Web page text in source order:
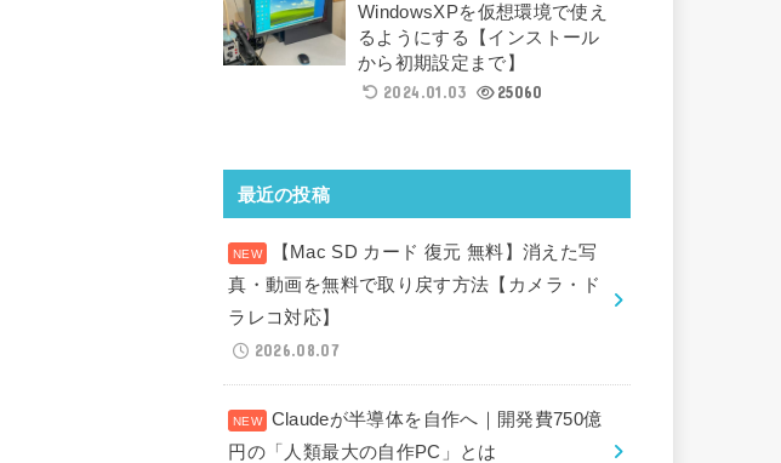
WindowsXPを仮想環境で使え
るようにする【インストール
から初期設定まで】
2024.01.03
25060
最近の投稿
【Mac SD カード 復元 無料】消えた写
真・動画を無料で取り戻す方法【カメラ・ド
ラレコ対応】
2026.08.07
Claudeが半導体を自作へ｜開発費750億
円の「人類最大の自作PC」とは